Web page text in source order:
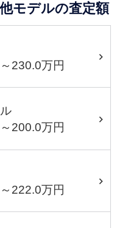
モデルの査定額
230.0万円
200.0万円
222.0万円